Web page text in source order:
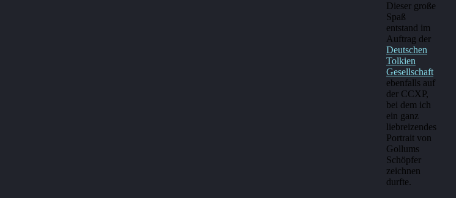
Dieser große
Spaß
entstand im
Auftrag der
Deutschen
Tolkien
Gesellschaft
ebenfalls auf
der CCXP,
bei dem ich
ein ganz
liebreizendes
Portrait von
Gollums
Schöpfer
zeichnen
durfte.